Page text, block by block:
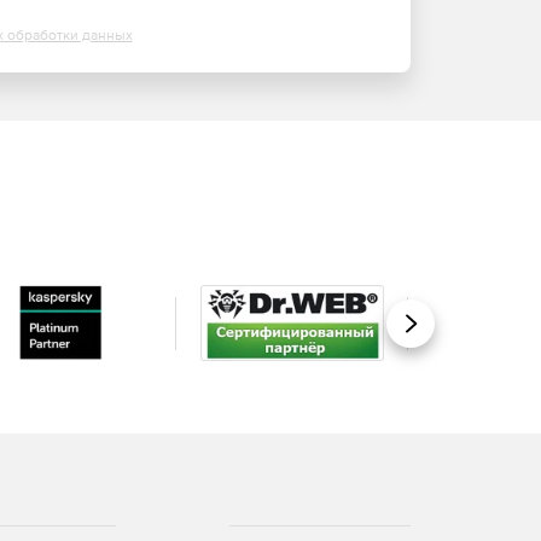
обработки данных
Вперед